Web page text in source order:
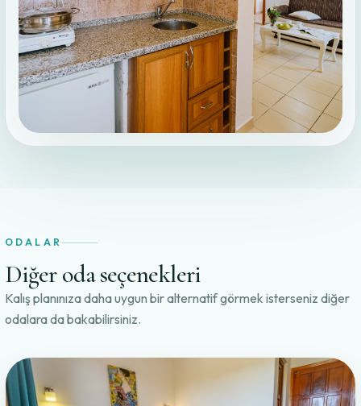
ODALAR
Diğer oda seçenekleri
Kalış planınıza daha uygun bir alternatif görmek isterseniz diğer
odalara da bakabilirsiniz.